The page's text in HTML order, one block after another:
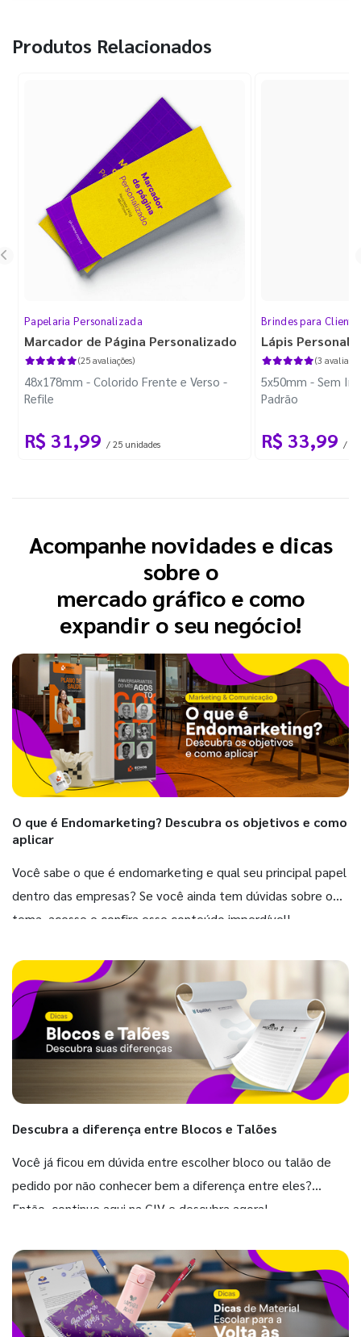
Produtos Relacionados
Papelaria Personalizada
Marcador de Página Personalizado
(25 avaliações)
48x178mm - Colorido Frente e Verso -
Refile
R$ 31,99 / 25 unidades
Brindes para
Lápis
(3
5x50mm - Sem
Padrão
R$ 33,99 / 10
Acompanhe novidades e dicas
sobre o
mercado gráfico e como
expandir o seu negócio!
O que é Endomarketing? Descubra os objetivos e como
aplicar
Você sabe o que é endomarketing e qual seu principal papel
dentro das empresas? Se você ainda tem dúvidas sobre o
tema, acesse e confira esse conteúdo imperdível!
Descubra a diferença entre Blocos e Talões
Você já ficou em dúvida entre escolher bloco ou talão de
pedido por não conhecer bem a diferença entre eles?
Então, continue aqui na GIV e descubra agora!